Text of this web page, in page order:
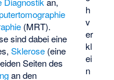
h
v
er
kl
ei
n
(MRT).
sind dabei eine
Sklerose (eine
Seiten des
an den